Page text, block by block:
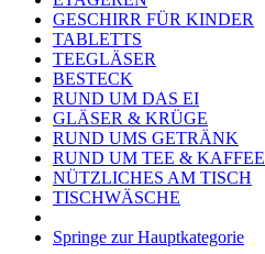
GESCHIRR FÜR KINDER
TABLETTS
TEEGLÄSER
BESTECK
RUND UM DAS EI
GLÄSER & KRÜGE
RUND UMS GETRÄNK
RUND UM TEE & KAFFEE
NÜTZLICHES AM TISCH
TISCHWÄSCHE
Springe zur Hauptkategorie